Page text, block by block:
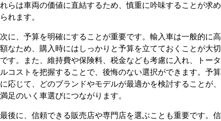
れらは車両の価値に直結するため、慎重に吟味することが求め
られます。
次に、予算を明確にすることが重要です。輸入車は一般的に高
額なため、購入時にはしっかりと予算を立てておくことが大切
です。また、維持費や保険料、税金なども考慮に入れ、トータ
ルコストを把握することで、後悔のない選択ができます。予算
に応じて、どのブランドやモデルが最適かを検討することが、
満足のいく車選びにつながります。
最後に、信頼できる販売店や専門店を選ぶことも重要です。信